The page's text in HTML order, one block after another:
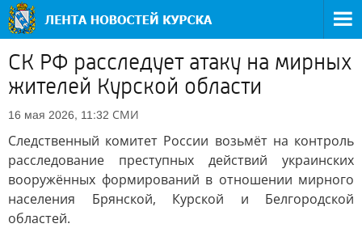
СК РФ расследует атаку на мирных
жителей Курской области
16 мая 2026, 11:32 СМИ
Следственный комитет России возьмёт на контроль
расследование преступных действий украинских
вооружённых формирований в отношении мирного
населения Брянской, Курской и Белгородской
областей.